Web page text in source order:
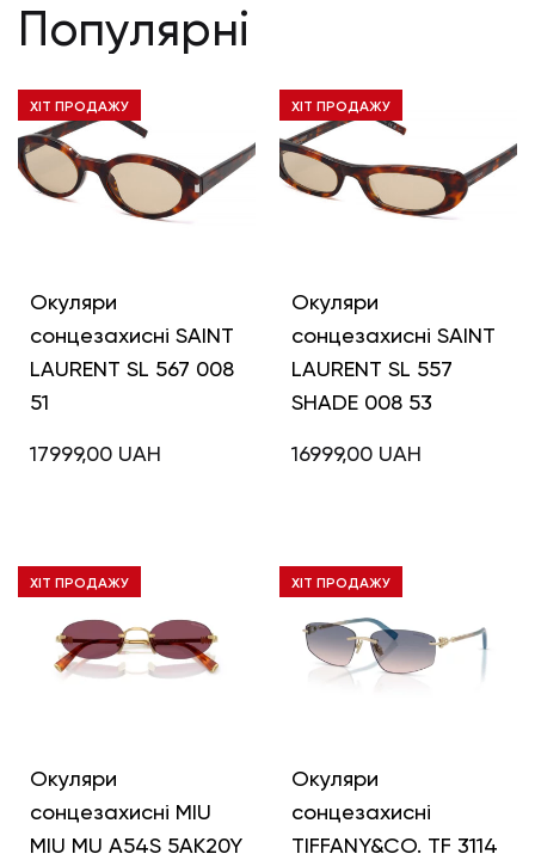
Популярні
ХІТ ПРОДАЖУ
Окуляри
сонцезахисні SAINT
LAURENT SL 567 008
51
17999,00 UAH
ХІТ ПРОДАЖУ
Окуляри
сонцезахисні SAINT
LAURENT SL 557
SHADE 008 53
16999,00 UAH
ХІТ ПРОДАЖУ
Окуляри
сонцезахисні MIU
MIU MU A54S 5AK20Y
ХІТ ПРОДАЖУ
Окуляри
сонцезахисні
TIFFANY&CO. TF 3114